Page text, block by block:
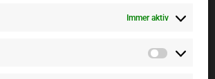
Immer aktiv